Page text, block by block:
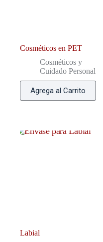
Cosméticos en PET
Cosméticos y
Cuidado Personal
Agrega al Carrito
Labial